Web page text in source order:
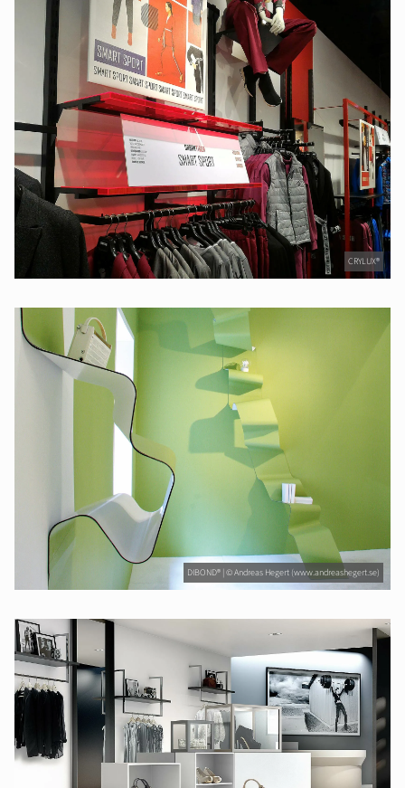
CRYLUX®
DIBOND® | © Andreas Hegert (www.andreashegert.se)